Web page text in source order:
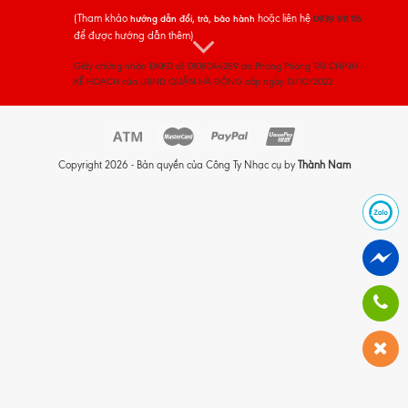
(Tham khảo hướng dẫn đổi, trả, bảo hành hoặc liên hệ 0939 911 116
để được hướng dẫn thêm)
Giấy chứng nhận ĐKKD số 0108044289 do Phòng Phòng TÀI CHÍNH -
KẾ HOẠCH của UBND QUẬN HÀ ĐÔNG cấp ngày 13/10/2022
Copyright 2026 - Bản quyền của Công Ty Nhạc cụ by Thành Nam